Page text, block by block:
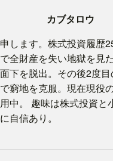
カブタロウ
します。株式投資履
全財産を失い地獄を見
下を脱出。その後2度
窮地を克服。現在現役
中。 趣味は株式投資と
自信あり。